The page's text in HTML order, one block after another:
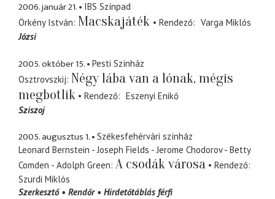
2006. január 21.
IBS Színpad
Örkény István Macskajáték Rendező
Varga Miklós
Józsi
2005. október 15.
Pesti Színház
Osztrovszkij Négy lába van a lónak, mégis
megbotlik
Rendező
Eszenyi Enikő
Sziszoj
2005. augusztus 1.
Székesfehérvári színház
Leonard Bernstein - Joseph Fields - Jerome Chodorov - Betty
Comden - Adolph Green A csodák városa
Rendező
Szurdi Miklós
Szerkesztő
Rendőr Hirdetőtáblás férfi